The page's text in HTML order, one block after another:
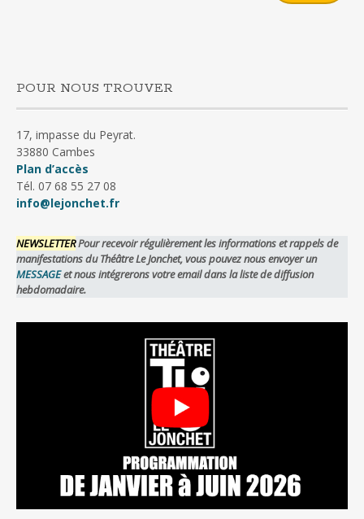
POUR NOUS TROUVER
17, impasse du Peyrat.
33880 Cambes
Plan d’accès
Tél. 07 68 55 27 08
info@lejonchet.fr
NEWSLETTERPour recevoir régulièrement les informations et rappels de
manifestations du Théâtre Le Jonchet, vous pouvez nous envoyer un
MESSAGEet nous intégrerons votre email dans la liste de diffusion
hebdomadaire.